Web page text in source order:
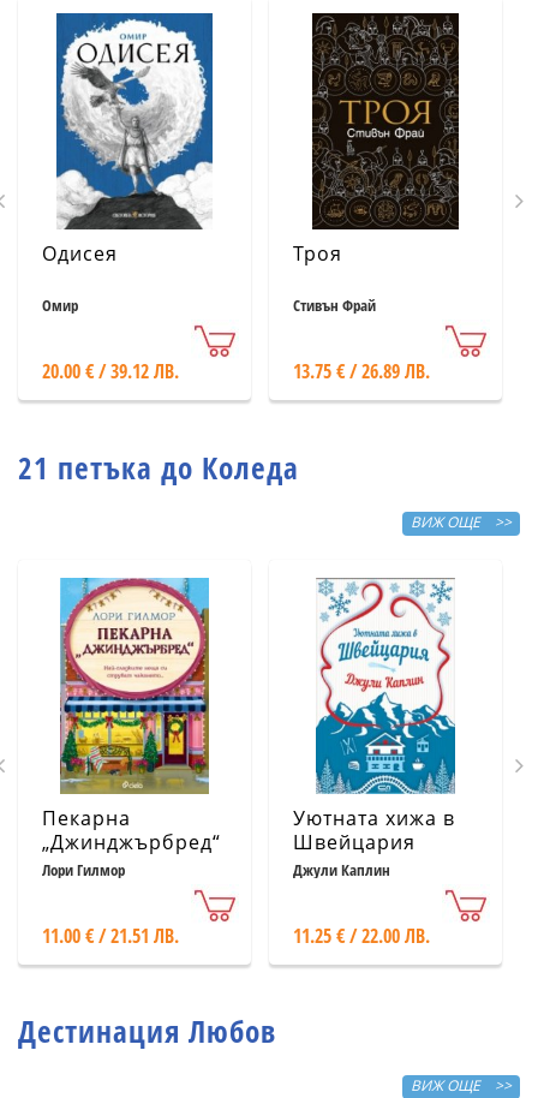
Одисея
Омир
20.00 € / 39.12 ЛВ.
Троя
Стивън Фрай
13.75 € / 26.89 ЛВ.
21 петъка до Коледа
ВИЖ ОЩЕ >>
Пекарна
„Джинджърбред“
(с цветни
Лори Гилмор
11.00 € / 21.51 ЛВ.
Уютната хижа в
Швейцария
Джули Каплин
11.25 € / 22.00 ЛВ.
Дестинация Любов
ВИЖ ОЩЕ >>